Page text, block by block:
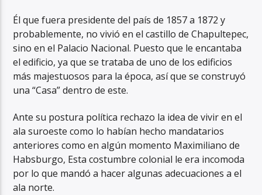
Él que fuera presidente del país de 1857 a 1872 y
probablemente, no vivió en el castillo de Chapultepec,
sino en el Palacio Nacional. Puesto que le encantaba
el edificio, ya que se trataba de uno de los edificios
más majestuosos para la época, así que se construyó
una “Casa” dentro de este.
Ante su postura política rechazo la idea de vivir en el
ala suroeste como lo habían hecho mandatarios
anteriores como en algún momento Maximiliano de
Habsburgo, Esta costumbre colonial le era incomoda
por lo que mandó a hacer algunas adecuaciones a el
ala norte.